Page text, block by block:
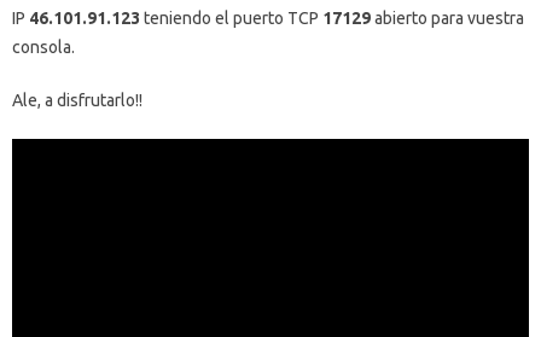
IP 46.101.91.123 teniendo el puerto TCP 17129abierto para vuestra
consola.
Ale, a disfrutarlo!!